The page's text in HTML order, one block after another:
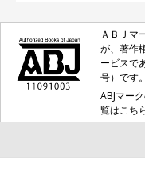
ＡＢＪマ
が、著作
ービスで
号）です。
ABJマー
覧はこち